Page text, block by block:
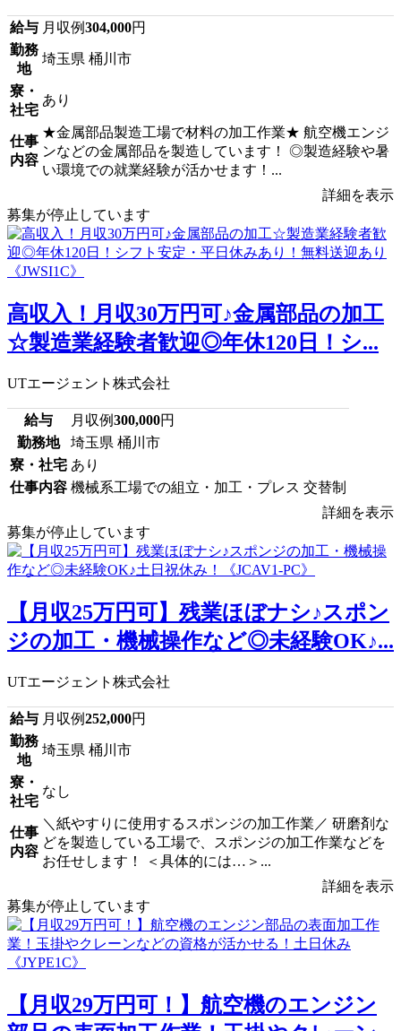
給与 月収例304,000円
勤務
地
埼玉県 桶川市
寮・
社宅
あり
仕事
内容
★金属部品製造工場で材料の加工作業★ 航空機エンジ
ンなどの金属部品を製造しています！ ◎製造経験や暑
い環境での就業経験が活かせます！...
詳細を表示
募集が停止しています
高収入！月収30万円可♪金属部品の加工
☆製造業経験者歓迎◎年休120日！シ...
UTエージェント株式会社
給与 月収例300,000円
勤務地
埼玉県 桶川市
寮・社宅 あり
仕事内容 機械系工場での組立・加工・プレス 交替制
詳細を表示
募集が停止しています
【月収25万円可】残業ほぼナシ♪スポン
ジの加工・機械操作など◎未経験OK♪...
UTエージェント株式会社
給与 月収例252,000円
勤務
地
埼玉県 桶川市
寮・
社宅
なし
仕事
内容
＼紙やすりに使用するスポンジの加工作業／ 研磨剤な
どを製造している工場で、スポンジの加工作業などを
お任せします！ ＜具体的には…＞...
詳細を表示
募集が停止しています
【月収29万円可！】航空機のエンジン